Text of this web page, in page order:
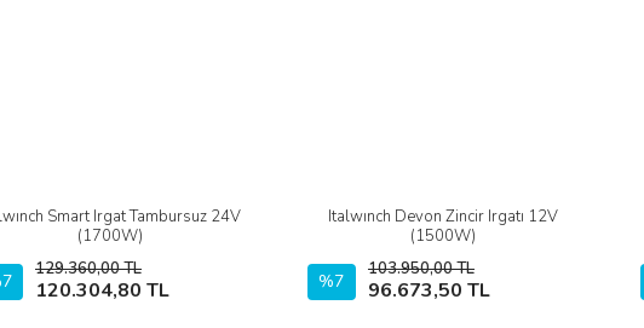
Smart Irgat Tambursuz 24V
(1700W)
129.360,00 TL
120.304,80 TL
İncele
Sepete Ekle
Italwınch Devon Zincir Irgatı 12V
(1500W)
%7
103.950,00 TL
96.673,50 TL
İncele
Sepete Ekle